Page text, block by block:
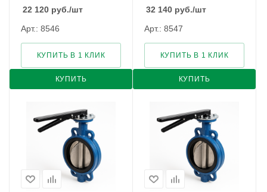
22 120 руб./шт
Арт.: 8546
КУПИТЬ
КУПИТЬ В 1 КЛИК
32 140 руб./шт
Арт.: 8547
КУПИТЬ
КУПИТЬ В 1 КЛИК